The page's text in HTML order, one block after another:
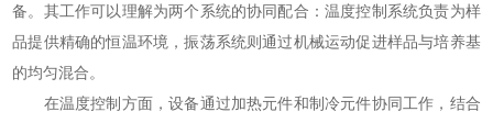
备。其工作可以理解为两个系统的协同配合：温度控制系统负责为样
品提供精确的恒温环境，振荡系统则通过机械运动促进样品与培养基
的均匀混合。
在温度控制方面，设备通过加热元件和制冷元件协同工作，结合